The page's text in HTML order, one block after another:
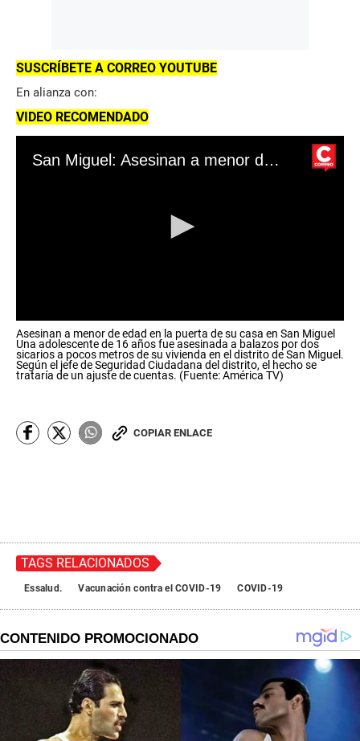
SUSCRÍBETE A CORREO YOUTUBE
En alianza con:
VIDEO RECOMENDADO
San Miguel: Asesinan a menor de edad en la puerta de su casa
s
e
c
o
o
f
s
Asesinan a menor de edad en la puerta de su casa en San Miguel
Una adolescente de 16 años fue asesinada a balazos por dos
sicarios a pocos metros de su vivienda en el distrito de San Miguel.
Según el jefe de Seguridad Ciudadana del distrito, el hecho se
trataría de un ajuste de cuentas. (Fuente: América TV)
COPIAR ENLACE
TAGS RELACIONADOS
Essalud. Vacunación contra el COVID-19 COVID-19